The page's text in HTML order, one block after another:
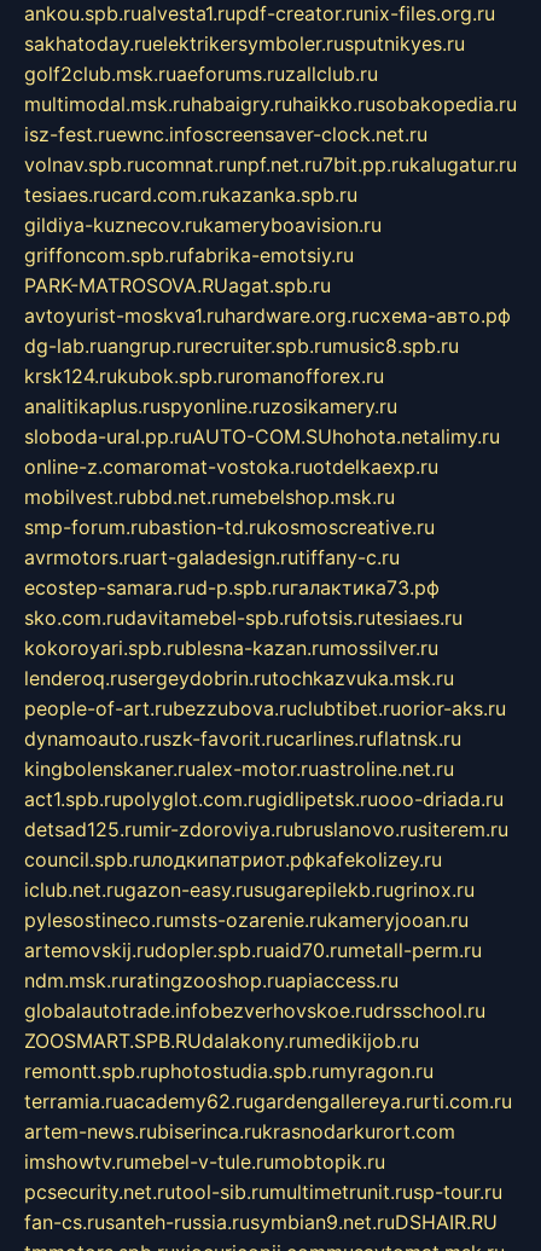
ankou.spb.rualvesta1.rupdf-creator.runix-files.org.ru
sakhatoday.ruelektrikersymboler.rusputnikyes.ru
golf2club.msk.ruaeforums.ruzallclub.ru
multimodal.msk.ruhabaigry.ruhaikko.rusobakopedia.ru
isz-fest.ruewnc.infoscreensaver-clock.net.ru
volnav.spb.rucomnat.runpf.net.ru7bit.pp.rukalugatur.ru
tesiaes.rucard.com.rukazanka.spb.ru
gildiya-kuznecov.rukameryboavision.ru
griffoncom.spb.rufabrika-emotsiy.ru
PARK-MATROSOVA.RUagat.spb.ru
avtoyurist-moskva1.ruhardware.org.ruсхема-авто.рф
dg-lab.ruangrup.rurecruiter.spb.rumusic8.spb.ru
krsk124.rukubok.spb.ruromanofforex.ru
analitikaplus.ruspyonline.ruzosikamery.ru
sloboda-ural.pp.ruAUTO-COM.SUhohota.netalimy.ru
online-z.comaromat-vostoka.ruotdelkaexp.ru
mobilvest.rubbd.net.rumebelshop.msk.ru
smp-forum.rubastion-td.rukosmoscreative.ru
avrmotors.ruart-galadesign.rutiffany-c.ru
ecostep-samara.rud-p.spb.ruгалактика73.рф
sko.com.rudavitamebel-spb.rufotsis.rutesiaes.ru
kokoroyari.spb.rublesna-kazan.rumossilver.ru
lenderoq.rusergeydobrin.rutochkazvuka.msk.ru
people-of-art.rubezzubova.ruclubtibet.ruorior-aks.ru
dynamoauto.ruszk-favorit.rucarlines.ruflatnsk.ru
kingbolenskaner.rualex-motor.ruastroline.net.ru
act1.spb.rupolyglot.com.rugidlipetsk.ruooo-driada.ru
detsad125.rumir-zdoroviya.rubruslanovo.rusiterem.ru
council.spb.ruлодкипатриот.рфkafekolizey.ru
iclub.net.rugazon-easy.rusugarepilekb.rugrinox.ru
pylesostineco.rumsts-ozarenie.rukameryjooan.ru
artemovskij.rudopler.spb.ruaid70.rumetall-perm.ru
ndm.msk.ruratingzooshop.ruapiaccess.ru
globalautotrade.infobezverhovskoe.rudrsschool.ru
ZOOSMART.SPB.RUdalakony.rumedikijob.ru
remontt.spb.ruphotostudia.spb.rumyragon.ru
terramia.ruacademy62.rugardengallereya.rurti.com.ru
artem-news.rubiserinca.rukrasnodarkurort.com
imshowtv.rumebel-v-tule.rumobtopik.ru
pcsecurity.net.rutool-sib.rumultimetrunit.rusp-tour.ru
fan-cs.rusanteh-russia.rusymbian9.net.ruDSHAIR.RU